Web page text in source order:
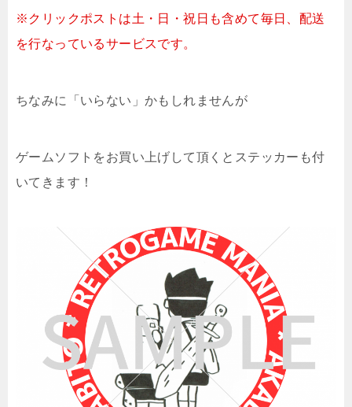
※クリックポストは土・日・祝日も含めて毎日、配送
を行なっているサービスです。
ちなみに「いらない」かもしれませんが
ゲームソフトをお買い上げして頂くとステッカーも付
いてきます！